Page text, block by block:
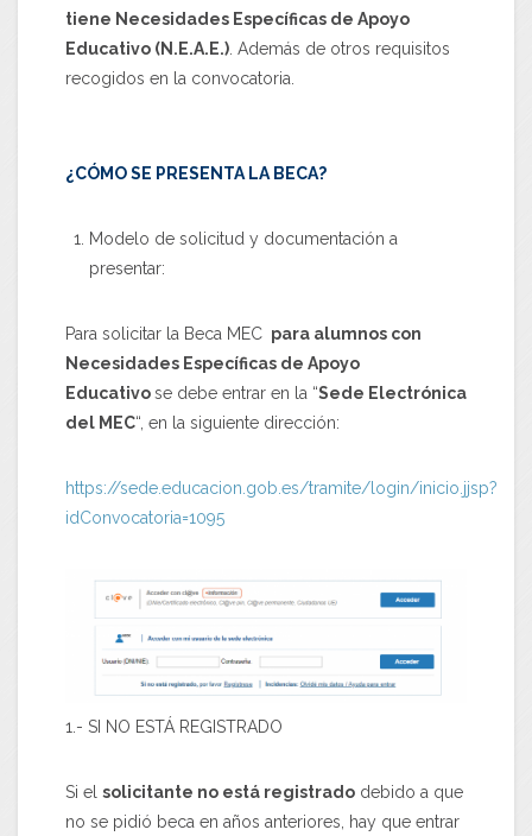
tiene Necesidades Específicas de Apoyo
Educativo (N.E.A.E.) . Además de otros requisitos
recogidos en la convocatoria.
¿CÓMO SE PRESENTA LA BECA?
Modelo de solicitud y documentación a
presentar:
Para solicitar la Beca MEC para alumnos con
Necesidades Específicas de Apoyo
Educativose debe entrar en la “Sede Electrónica
del MEC“, en la siguiente dirección:
https://sede.educacion.gob.es/tramite/login/inicio.jjsp?
idConvocatoria=1095
1.- SI NO ESTÁ REGISTRADO
Si el solicitante no está registrado debido a que
no se pidió beca en años anteriores, hay que entrar